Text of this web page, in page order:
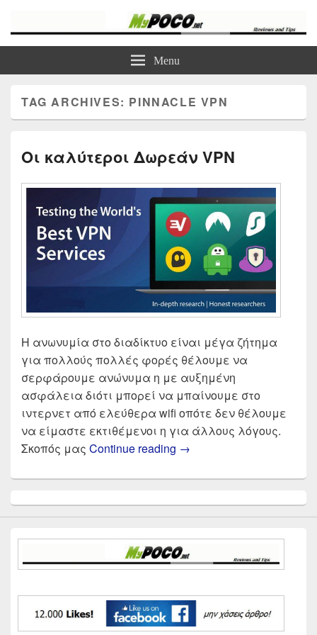
Τα καλύτερα Reviews , Συγκρίσεις , VPN , Webhosting
Menu
TAG ARCHIVES: PINNACLE VPN
Οι καλύτεροι Δωρεάν VPN
Η ανωνυμία στο διαδίκτυο είναι μέγα ζήτημα
για πολλούς πολλές φορές θέλουμε να
σερφάρουμε ανώνυμα η με αυξημένη
ασφάλεια διότι μπορεί να μπαίνουμε στο
ιντερνετ από ελεύθερα wifi οπότε δεν θέλουμε
να είμαστε εκτιθέμενοι η για άλλους λόγους.
Σκοπός μας Continue reading Οι καλύτεροι Δωρεάν
→
Sidebar
Widget